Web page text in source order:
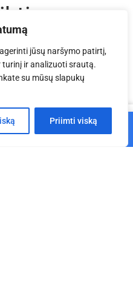
jūsų naršymo patirtį,
ir analizuoti srautą.
su mūsų slapukų
Priimti viską
Į krepšelį
Krepšelis Paskyra